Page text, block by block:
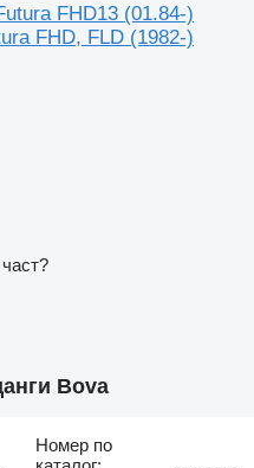
FHD13 (01.84-)
FHD, FLD (1982-)
Bova
Номер по